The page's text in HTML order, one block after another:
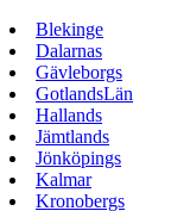
Blekinge
Dalarnas
Gävleborgs
GotlandsLän
Hallands
Jämtlands
Jönköpings
Kalmar
Kronobergs